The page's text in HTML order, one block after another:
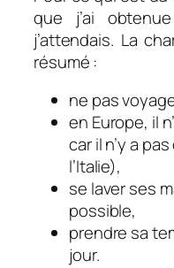
que j’ai
j’attendais. La
résumé :
ne pas
en Europe, il
car il n’y a
l’Italie),
se laver ses
possible,
prendre sa
jour.